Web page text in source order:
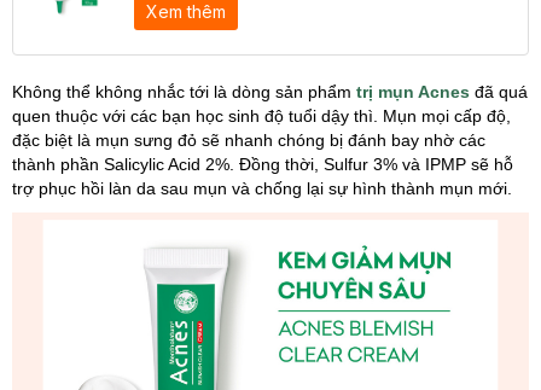
Xem thêm
Không thể không nhắc tới là dòng sản phẩm trị mụn Acnes đã quá
quen thuộc với các bạn học sinh độ tuổi dậy thì. Mụn mọi cấp độ,
đặc biệt là mụn sưng đỏ sẽ nhanh chóng bị đánh bay nhờ các
thành phần Salicylic Acid 2%. Đồng thời, Sulfur 3% và IPMP sẽ hỗ
trợ phục hồi làn da sau mụn và chống lại sự hình thành mụn mới.